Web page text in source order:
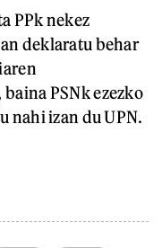
PPk nekez
deklaratu behar
PSNk ezezko
nahi izan du UPN.